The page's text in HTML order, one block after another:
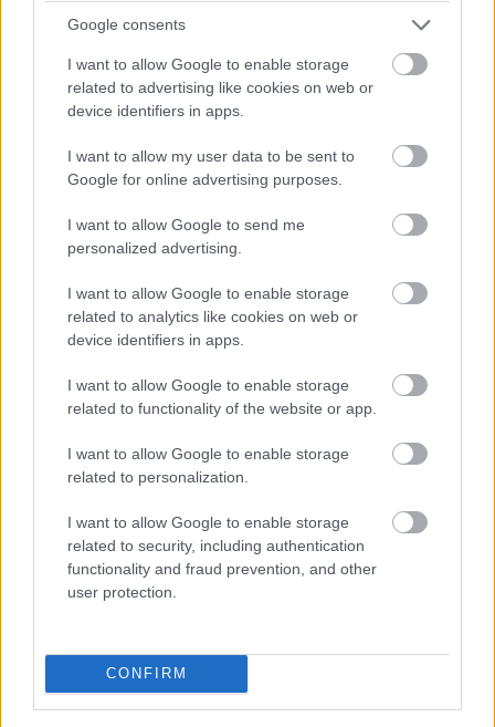
Google consents
I want to allow Google to enable storage
related to advertising like cookies on web or
device identifiers in apps.
I want to allow my user data to be sent to
Google for online advertising purposes.
I want to allow Google to send me
personalized advertising.
I want to allow Google to enable storage
related to analytics like cookies on web or
device identifiers in apps.
I want to allow Google to enable storage
related to functionality of the website or app.
I want to allow Google to enable storage
related to personalization.
I want to allow Google to enable storage
related to security, including authentication
functionality and fraud prevention, and other
user protection.
CONFIRM
Komédiásból lett akciósztár, ötvenhat éves
kora óta hírhedten veszélyes ír fenegyerek és
magát az élvonalba felküzdő, testes
nem mindenki éri be élethosszig tartó
alibizéssel.
Mindig ugyanúgy
Hollywood nagykutyáinál kevesen hisznek őszintébben
abban, hogy a suszter maradjon a kaptafánál. Azaz
miközben vitathatatlan, hogy egyesek hébe-hóba
a valódi megújulások ritkák, mint a fehér holló. Holott,
miként azt cikkünk is ékesen illusztrálja, kellő kitartással
sincs legyűrhetetlen akadály, és az elszántaknak semmi
sem lehetetlen.
Tom Hanks mostanság keserédes tanmesék, szívszorító
drámák, és esendő hősök hányattatásai körül forgó